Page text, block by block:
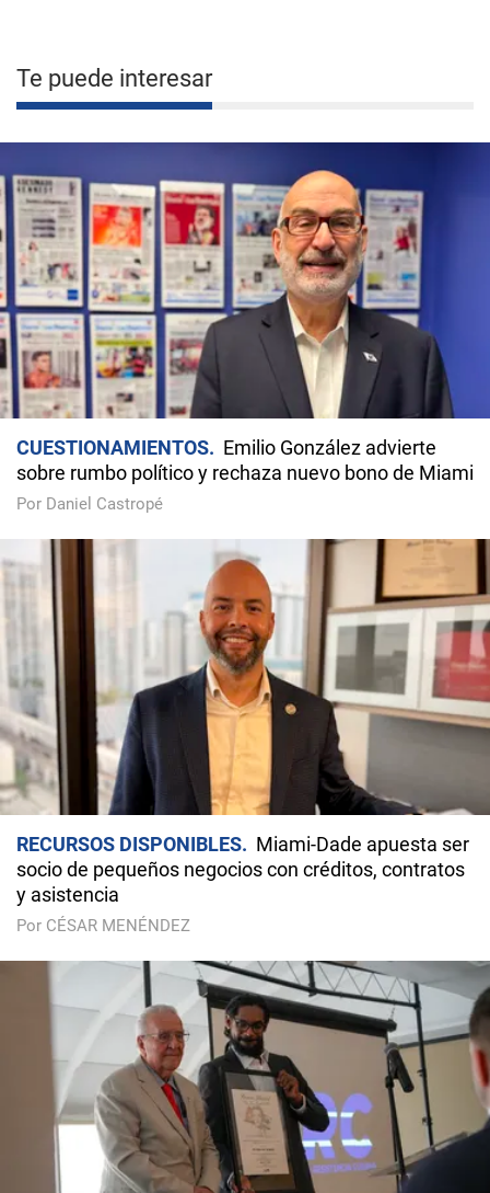
Te puede interesar
CUESTIONAMIENTOS
Emilio González advierte
sobre rumbo político y rechaza nuevo bono de Miami
Por Daniel Castropé
RECURSOS DISPONIBLES
Miami-Dade apuesta ser
socio de pequeños negocios con créditos, contratos
y asistencia
Por CÉSAR MENÉNDEZ